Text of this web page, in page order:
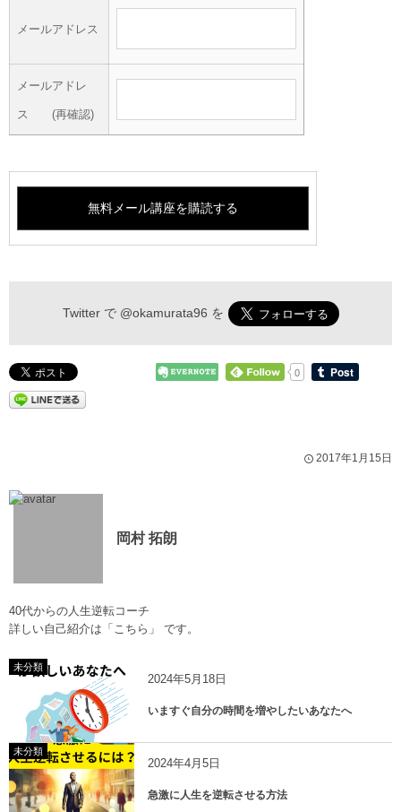
メールアドレス
メールアドレ
ス (再確認)
Twitter で @okamurata96 を
0
2017年1月15日
岡村 拓朗
40代からの人生逆転コーチ
詳しい自己紹介は 「こちら」 です。
未分類
2024年5月18日
いますぐ自分の時間を増やしたいあなたへ
未分類
2024年4月5日
急激に人生を逆転させる方法